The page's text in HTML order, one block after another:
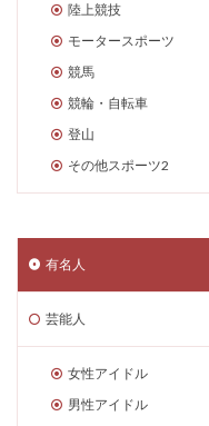
陸上競技
モータースポーツ
競馬
競輪・自転車
登山
その他スポーツ2
有名人
芸能人
女性アイドル
男性アイドル